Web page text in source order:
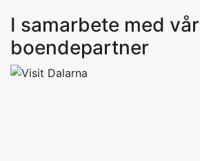
I samarbete med vår
boendepartner